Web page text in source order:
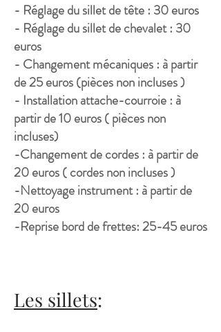
- Réglage du sillet de tête : 30 euros
- Réglage du sillet dechevalet: 30
euros
- Changement mécaniques : à partir
de 25 euros (pièces non incluses )
- Installation attache-courroie : à
partir de 10 euros ( pièces non
incluses)
-Changement de cordes : à partir de
20 euros ( cordes non incluses )
-Nettoyage instrument : à partir de
20 euros
-Reprise bord de frettes: 25-45 euros
Les sillets: